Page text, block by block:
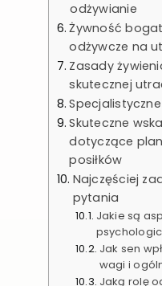
odżywianie
Żywność
odżywcze na
Zasady
skutecznej
Skuteczne
dotyczące
posiłków
Najczęściej
pytania
Jakie są
Jak sen
wagi i
Jaką rolę